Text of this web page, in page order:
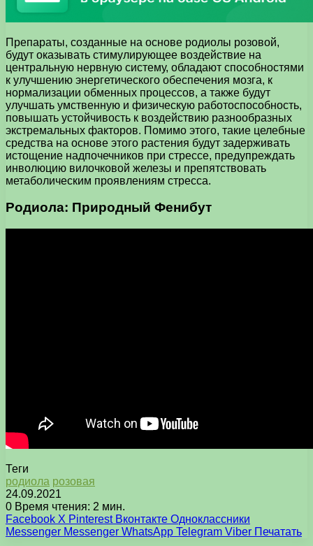
Препараты, созданные на основе родиолы розовой,
будут оказывать стимулирующее воздействие на
центральную нервную систему, обладают способностями
к улучшению энергетического обеспечения мозга, к
нормализации обменных процессов, а также будут
улучшать умственную и физическую работоспособность,
повышать устойчивость к воздействию разнообразных
экстремальных факторов. Помимо этого, такие целебные
средства на основе этого растения будут задерживать
истощение надпочечников при стрессе, предупреждать
инволюцию вилочковой железы и препятствовать
метаболическим проявлениям стресса.
Родиола: Природный Фенибут
Теги
родиола розовая
24.09.2021
0 Время чтения: 2 мин.
Facebook X Pinterest Вконтакте Одноклассники
Messenger Messenger WhatsApp Telegram Viber Печатать